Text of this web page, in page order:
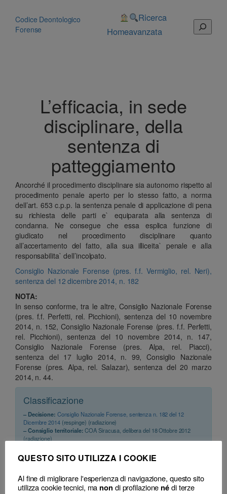
contenuto
Codice Deontologico
Forense
Home
Ricerca
avanzata
Cerca
L’efficacia, in sede
disciplinare, della
sentenza di
patteggiamento
Ancorché il procedimento disciplinare sia autonomo rispetto al
procedimento penale aperto per lo stesso fatto, a norma
dell’art. 653 c.p.p. la sentenza penale di applicazione di pena
su richiesta delle parti e` equiparata alla sentenza di
condanna. Ne consegue che essa esplica funzione di
giudicato nel procedimento disciplinare quanto
all’accertamento del fatto, alla sua illiceita` penale e alla
responsabilita` dell’incolpato.
Consiglio Nazionale Forense (pres. f.f. Vermiglio, rel. Neri),
sentenza del 12 dicembre 2014, n. 182
NOTA:
In senso conforme, tra le altre, Consiglio Nazionale Forense
(pres. f.f. Perfetti, rel. Picchioni), sentenza del 10 novembre
2014, n. 152, Consiglio Nazionale Forense (pres. f.f. Perfetti,
rel. Picchioni), sentenza del 10 novembre 2014, n. 147,
Consiglio Nazionale Forense (pres. Alpa, rel. Piacci),
sentenza del 17 luglio 2014, n. 99, Consiglio Nazionale
Forense (pres. Alpa, rel. Salazar), sentenza del 20 marzo
2014, n. 44.
Classificazione
– Decisione: Consiglio Nazionale Forense, sentenza n. 182 del 12
Dicembre 2014(respinge) (radiazione)
– Consiglio territoriale:COA Siracusa, delibera del 18 Ottobre 2012
(radiazione)
QUESTO SITO UTILIZZA I COOKIE
Al fine di migliorare l'esperienza di navigazione, questo sito
utilizza cookie tecnici, ma non di profilazione nédi terze